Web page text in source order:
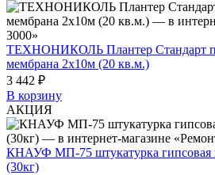
ТЕХНОНИКОЛЬ Плантер Стандарт
мембрана 2х10м (20 кв.м.)
3 442 ₽
В корзину
АКЦИЯ
КНАУФ МП-75 штукатурка гипсовая
(30кг)